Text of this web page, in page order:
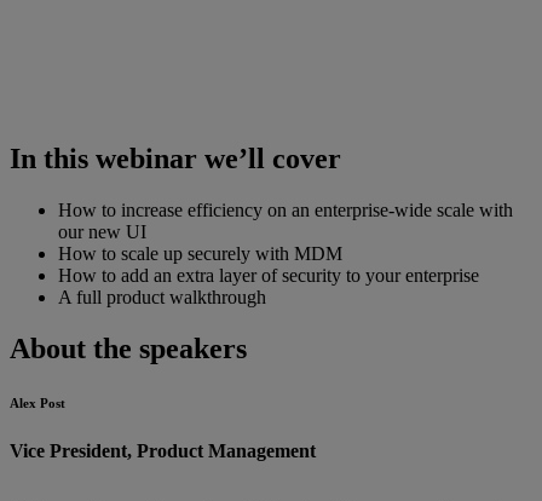
In this webinar we’ll cover
How to increase efficiency on an enterprise-wide scale with
our new UI
How to scale up securely with MDM
How to add an extra layer of security to your enterprise
A full product walkthrough
About the speakers
Alex Post
Vice President, Product Management